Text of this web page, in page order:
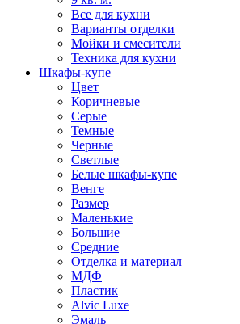
Все для кухни
Варианты отделки
Мойки и смесители
Техника для кухни
Шкафы-купе
Цвет
Коричневые
Серые
Темные
Черные
Светлые
Белые шкафы-купе
Венге
Размер
Маленькие
Большие
Средние
Отделка и материал
МДФ
Пластик
Alvic Luxe
Эмаль